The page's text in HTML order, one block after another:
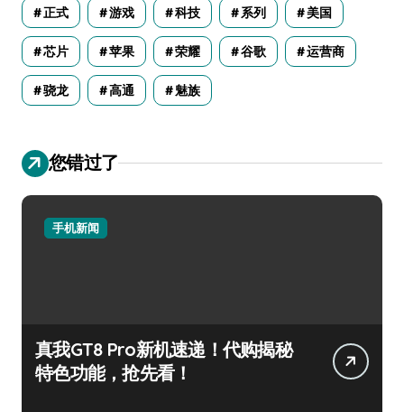
正式 游戏 科技 系列 美国
芯片 苹果 荣耀 谷歌 运营商
骁龙 高通 魅族
您错过了
手机新闻
真我GT8 Pro新机速递！代购揭秘
特色功能，抢先看！